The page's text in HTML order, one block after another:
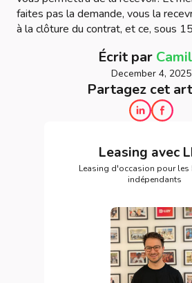
faites pas la demande, vous la
à la clôture du contrat, et ce, sous
Écrit par
December 4, 2025
Partagez cet
Leasing avec
Leasing d'occasion pour les
indépendants